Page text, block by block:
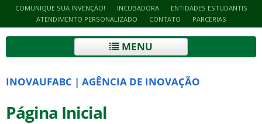
COMUNIQUE SUA INVENÇÃO! INCUBADORA
ENTIDADES ESTUDANTIS
ATENDIMENTO PERSONALIZADO
CONTATO PARCERIAS
MENU
INOVAUFABC | AGÊNCIA DE INOVAÇÃO
Página Inicial